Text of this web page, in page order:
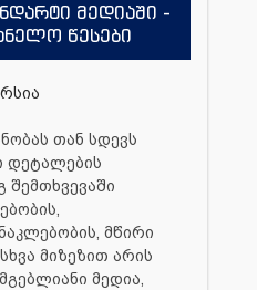
მედიაში -
წესები
თან სდევს
დეტალების
შემთხვევაში
მწირი
მიზეზით არის
მედია,